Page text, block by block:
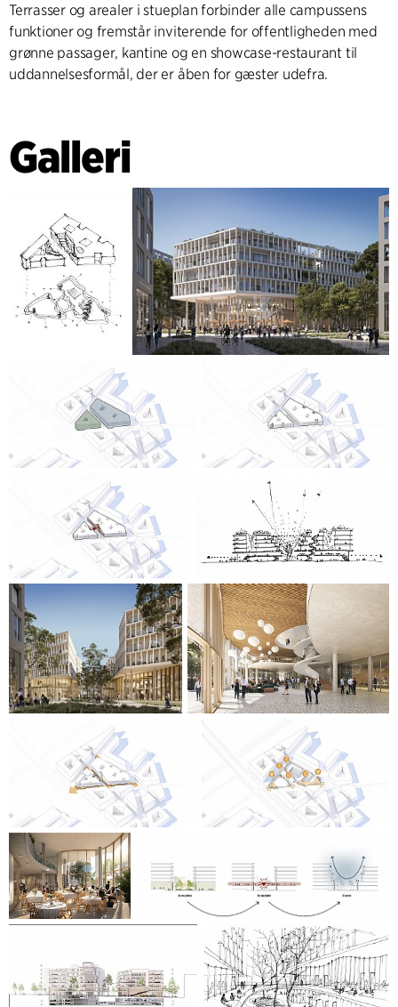
Terrasser og arealer i stueplan forbinder alle campussens
funktioner og fremstår inviterende for offentligheden med
grønne passager, kantine og en showcase-restaurant til
uddannelsesformål, der er åben for gæster udefra.
Galleri